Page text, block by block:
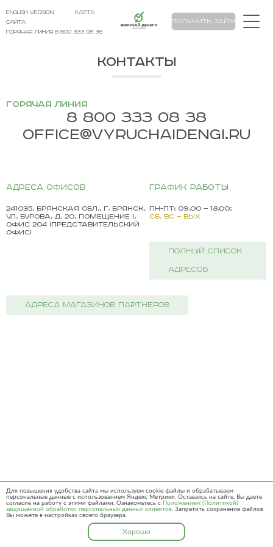
english version
карта
сайта
Горячая линия 8 800 333 08 38
Выручай Деньги Получить займ
Контакты
Горячая линия
8 800 333 08 38
office@vyruchaidengi.ru
адреса офисов график работы
241035, Брянская обл., г. Брянск,
ул. Бурова, д. 20, помещение I,
офис 204 (представительский
офис)
пн-пт: 09.00 — 18.00;
сб, вс — вых
ПОЛНЫЙ СПИСОК
АДРЕСОВ
АДРЕСА МАГАЗИНОВ ПАРТНЕРОВ
Для повышения удобства сайта мы используем cookie-файлы и обрабатываем
персональные данные с использованием Яндекс Метрики. Оставаясь на сайте, Вы даете
согласие на работу с этими файлами. Ознакомьтесь с Положением (Политикой)
защищенной обработки персональных данных клиентов. Запретить сохранение файлов
Вы можете в настройках своего браузера.
Хорошо